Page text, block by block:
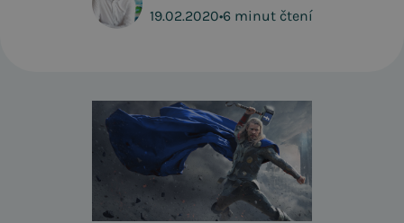
19.02.2020•6 minut čtení